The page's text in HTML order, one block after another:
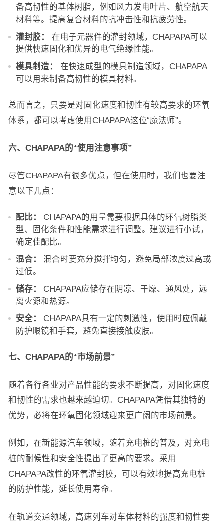
备高韧性的基体树脂，例如风力发电叶片、航空航天
材料等。提高复合材料的抗冲击性和抗疲劳性。
灌封胶：
在电子元器件的灌封领域，CHAPAPA可以
提供快速固化和优异的电气绝缘性能。
模具制造：
在快速成型的模具制造领域，CHAPAPA
可以用来制备高韧性的模具材料。
总而言之，只要是对固化速度和韧性有较高要求的环氧
体系，都可以考虑使用CHAPAPA这位“魔法师”。
六、CHAPAPA的“使用注意事项”
尽管CHAPAPA有很多优点，但在使用时，我们也要注
意以下几点：
配比：
CHAPAPA的用量需要根据具体的环氧树脂类
型、固化条件和性能需求进行调整。建议进行小试，
确定佳配比。
混合：
混合时要充分搅拌均匀，避免局部浓度过高或
过低。
储存：
CHAPAPA应储存在阴凉、干燥、通风处，远
离火源和热源。
安全：
CHAPAPA具有一定的刺激性，使用时应佩戴
防护眼镜和手套，避免直接接触皮肤。
七、CHAPAPA的“市场前景”
随着各行各业对产品性能的要求不断提高，对固化速度
和韧性的需求也越来越迫切。CHAPAPA凭借其独特的
优势，必将在环氧固化领域迎来更广阔的市场前景。
例如，在新能源汽车领域，随着充电桩的普及，对充电
桩的耐候性和安全性提出了更高的要求。采用
CHAPAPA改性的环氧灌封胶，可以有效地提高充电桩
的防护性能，延长使用寿命。
在轨道交通领域，高速列车对车体材料的强度和韧性要